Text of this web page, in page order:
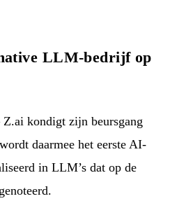
LLM-bedrijf op
kondigt zijn beursgang
daarmee het eerste AI-
in LLM’s dat op de